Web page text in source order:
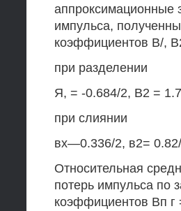
аппроксимационные
импульса,
коэффициентов В/,
при разделении
Я, = -0.684/2, В2 =
при слиянии
вх—0.336/2, в2=
Относительная
потерь импульса по
коэффициентов Вп г